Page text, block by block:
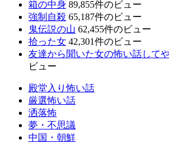
箱の中身 89,855件のビュー
強制自殺 65,187件のビュー
鬼伝説の山 62,455件のビュー
拾った女 42,301件のビュー
友達から聞いた女の怖い話して
ビュー
殿堂入り怖い話
厳選怖い話
洒落怖
夢・不思議
中国・朝鮮